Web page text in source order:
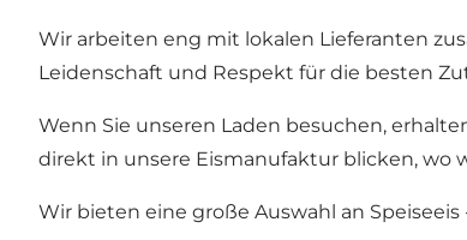
Wir arbeiten eng mit lokalen Lieferanten
Leidenschaft und Respekt für die besten
Wenn Sie unseren Laden besuchen,
direkt in unsere Eismanufaktur blicken, wo
Wir bieten eine große Auswahl an